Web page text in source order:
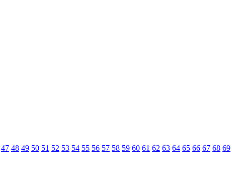
47 48 49 50 51 52 53 54 55 56 57 58 59 60 61 62 63 64 65 66 67 68 69